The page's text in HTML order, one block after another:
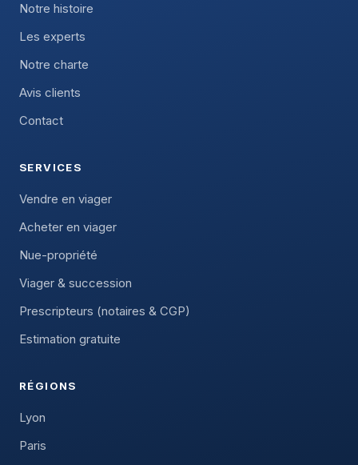
Notre histoire
Les experts
Notre charte
Avis clients
Contact
SERVICES
Vendre en viager
Acheter en viager
Nue-propriété
Viager & succession
Prescripteurs (notaires & CGP)
Estimation gratuite
RÉGIONS
Lyon
Paris